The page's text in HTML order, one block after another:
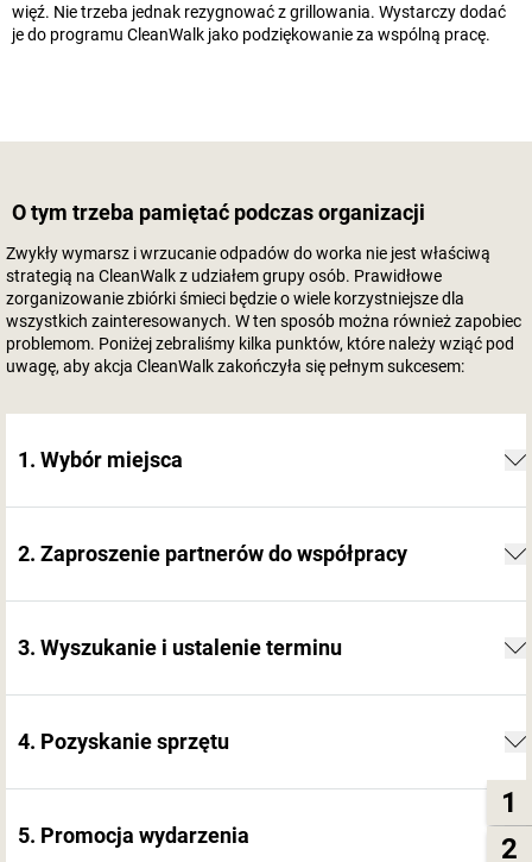
1
2
więź. Nie trzeba jednak rezygnować z grillowania. Wystarczy dodać
je do programu CleanWalk jako podziękowanie za wspólną pracę.
O tym trzeba pamiętać podczas organizacji
Zwykły wymarsz i wrzucanie odpadów do worka nie jest właściwą
strategią na CleanWalk z udziałem grupy osób. Prawidłowe
zorganizowanie zbiórki śmieci będzie o wiele korzystniejsze dla
wszystkich zainteresowanych. W ten sposób można również zapobiec
problemom. Poniżej zebraliśmy kilka punktów, które należy wziąć pod
uwagę, aby akcja CleanWalk zakończyła się pełnym sukcesem:
1. Wybór miejsca
2. Zaproszenie partnerów do współpracy
3. Wyszukanie i ustalenie terminu
4. Pozyskanie sprzętu
5. Promocja wydarzenia